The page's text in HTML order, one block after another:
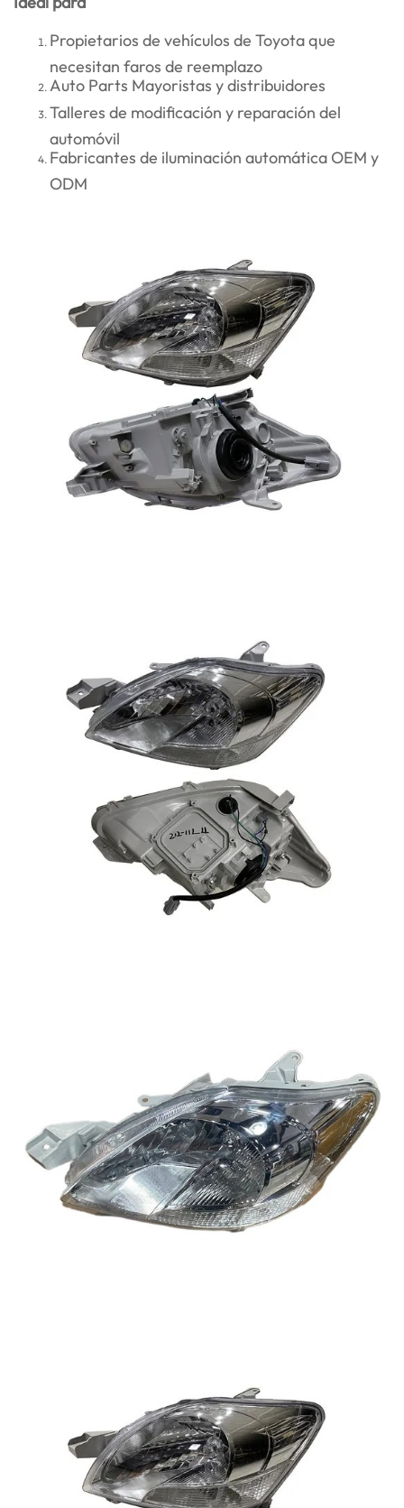
Propietarios de vehículos de Toyota que
necesitan faros de reemplazo
Auto Parts Mayoristas y distribuidores
Talleres de modificación y reparación del
automóvil
Fabricantes de iluminación automática OEM y
ODM